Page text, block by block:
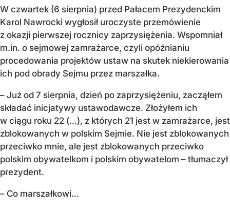
W czwartek (6 sierpnia) przed Pałacem Prezydenckim
Karol Nawrocki wygłosił uroczyste przemówienie
z okazji pierwszej rocznicy zaprzysiężenia. Wspomniał
m.in. o sejmowej zamrażarce, czyli opóźnianiu
procedowania projektów ustaw na skutek niekierowania
ich pod obrady Sejmu przez marszałka.
– Już od 7 sierpnia, dzień po zaprzysiężeniu, zacząłem
składać inicjatywy ustawodawcze. Złożyłem ich
w ciągu roku 22 (...), z których 21 jest w zamrażarce, jest
zblokowanych w polskim Sejmie. Nie jest zblokowanych
przeciwko mnie, ale jest zblokowanych przeciwko
polskim obywatelkom i polskim obywatelom – tłumaczył
prezydent.
– Co marszałkowi...